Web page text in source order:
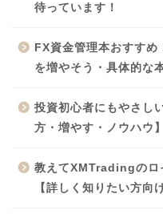
待っています！
FX資金管理本おすすめ
を増やそう・具体的な
投資初心者にもやさし
方・増やす・ノウハウ
教えてXMTradingのロ
【詳しく知りたい方向